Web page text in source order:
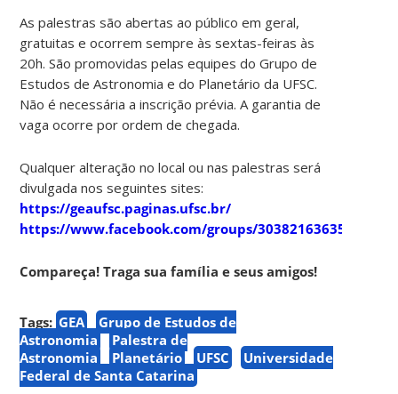
As palestras são abertas ao público em geral,
gratuitas e ocorrem sempre às sextas-feiras às
20h. São promovidas pelas equipes do Grupo de
Estudos de Astronomia e do Planetário da UFSC.
Não é necessária a inscrição prévia. A garantia de
vaga ocorre por ordem de chegada.
Qualquer alteração no local ou nas palestras será
divulgada nos seguintes sites:
https://geaufsc.paginas.ufsc.br/
https://www.facebook.com/groups/303821636357910
Compareça! Traga sua família e seus amigos!
Tags: GEA
Grupo de Estudos de
Astronomia
Palestra de
Astronomia
Planetário UFSC
Universidade
Federal de Santa Catarina